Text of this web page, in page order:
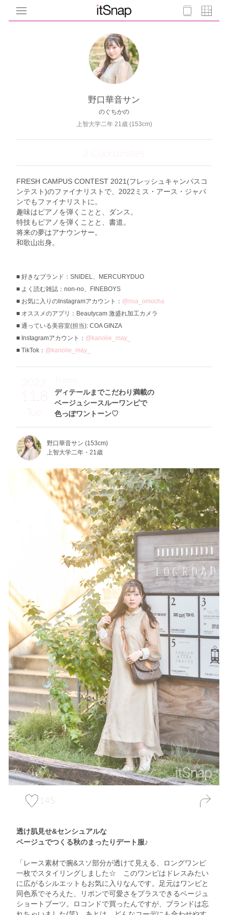
野口華音サン
のぐちかの
上智大学二年 21歳 (153cm)
2 Coordinates
FRESH CAMPUS CONTEST 2021(フレッシュキャンパスコ
ンテスト)のファイナリストで、2022ミス・アース・ジャパ
ンでもファイナリストに。
趣味はピアノを弾くことと、ダンス。
特技もピアノを弾くことと、書道。
将来の夢はアナウンサー。
和歌山出身。
好きなブランド：SNIDEL、MERCURYDUO
よく読む雑誌：non-no、FINEBOYS
お気に入りのInstagramアカウント： @risa_omocha
オススメのアプリ：Beautycam 激盛れ加工カメラ
通っている美容室(担当): COA GINZA
Instagramアカウント： @kanolie_may_
TikTok： @kanolie_may_
11.8
Tue
ディテールまでこだわり満載の
ベージュシースルーワンピで
色っぽワントーン♡
Theme
野口華音サン (153cm)
上智大学二年・21歳
145
透け肌見せ&センシュアルな
ベージュでつくる秋のまったりデート服♪
「レース素材で腕&スソ部分が透けて見える、ロングワンピ
一枚でスタイリングしました☆ このワンピはドレスみたい
に広がるシルエットもお気に入りなんです。足元はワンピと
同色系でそろえた、リボンで可愛さをプラスできるベージュ
ショートブーツ。ロコンドで買ったんですが、ブランドは忘